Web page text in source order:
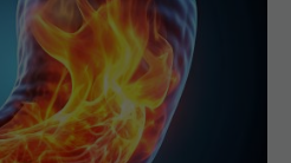
gastrită? 7 alimente care